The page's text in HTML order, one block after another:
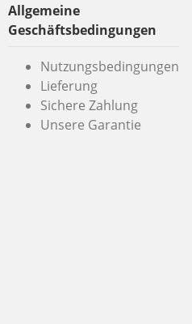
Allgemeine
Geschäftsbedingungen
Nutzungsbedingungen
Lieferung
Sichere Zahlung
Unsere Garantie